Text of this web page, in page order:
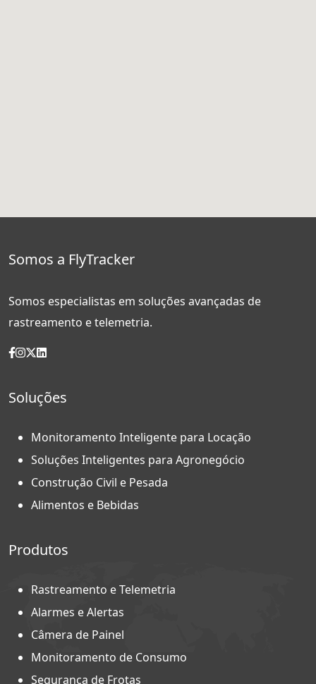
Somos a FlyTracker
Somos especialistas em soluções avançadas de
rastreamento e telemetria.
Soluções
Monitoramento Inteligente para Locação
Soluções Inteligentes para Agronegócio
Construção Civil e Pesada
Alimentos e Bebidas
Produtos
Rastreamento e Telemetria
Alarmes e Alertas
Câmera de Painel
Monitoramento de Consumo
Segurança de Frotas